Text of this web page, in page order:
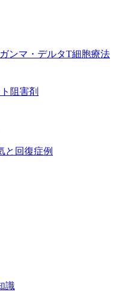
ンマ・デルタT細胞療法
阻害剤